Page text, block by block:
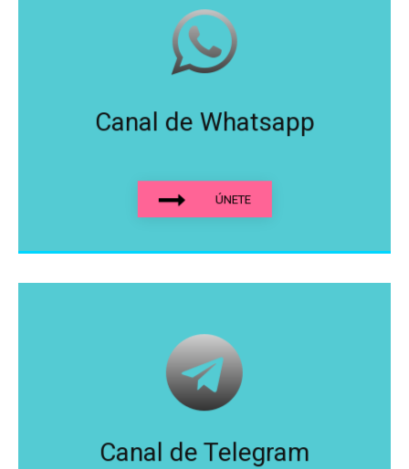
Canal de Whatsapp
ÚNETE
Canal de Telegram